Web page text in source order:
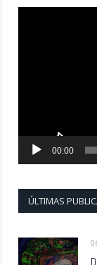
00:00
ÚLTIMAS